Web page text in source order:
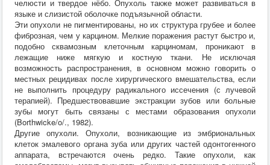
челюсти и твердое нёбо. Опухоль также может развиваться в
языке и слизистой оболочке подъязычной области.
Эти опухоли не пигментированы, но их структура грубее и более
фиброзная, чем у карцином. Мелкие поражения растут быстро и,
подобно сквамозным клеточным карциномам, проникают в
лежащие ниже мягкую и костную ткани. Не исключая
возможность распространения, в основном можно говорить о
местных рецидивах после хирургического вмешательства, если
не выполнить процедуру радикального иссечения (с лучевой
терапией). Предшествовавшие экстракции зубов или больные
зубы могут быть связаны с местами образования опухоли
(Borthwicke/o/., 1982).
Другие опухоли. Опухоли, возникающие из эмбриональных
клеток эмалевого органа зуба или других частей одонтогенного
аппарата, встречаются очень редко. Такие опухоли, как